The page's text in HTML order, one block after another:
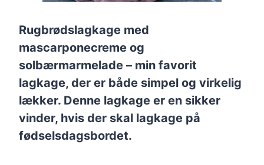
Rugbrødslagkage med
mascarponecreme og
solbærmarmelade – min favorit
lagkage, der er både simpel og virkelig
lækker. Denne lagkage er en sikker
vinder, hvis der skal lagkage på
fødselsdagsbordet.